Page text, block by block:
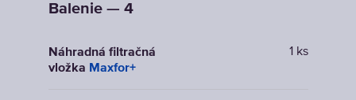
Balenie — 4
Náhradná filtračná
vložka Maxfor+
1 ks